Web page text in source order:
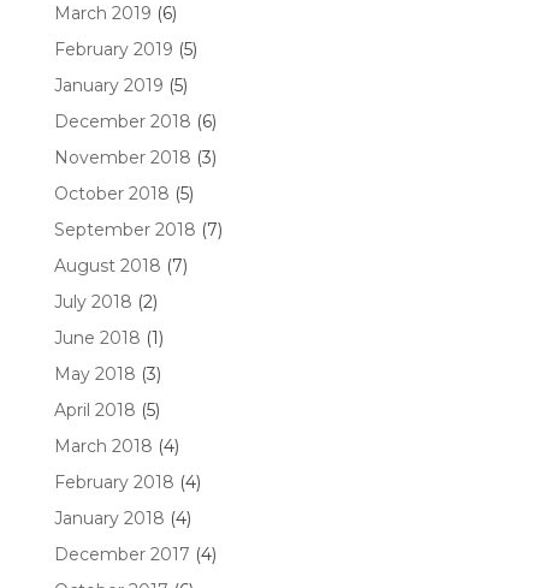
March 2019 (6)
February 2019 (5)
January 2019 (5)
December 2018 (6)
November 2018 (3)
October 2018 (5)
September 2018 (7)
August 2018 (7)
July 2018 (2)
June 2018 (1)
May 2018 (3)
April 2018 (5)
March 2018 (4)
February 2018 (4)
January 2018 (4)
December 2017 (4)